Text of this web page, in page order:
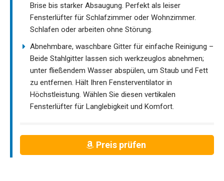
Brise bis starker Absaugung. Perfekt als leiser
Fensterlüfter für Schlafzimmer oder Wohnzimmer.
Schlafen oder arbeiten ohne Störung.
Abnehmbare, waschbare Gitter für einfache Reinigung –
Beide Stahlgitter lassen sich werkzeuglos abnehmen;
unter fließendem Wasser abspülen, um Staub und Fett
zu entfernen. Hält Ihren Fensterventilator in
Höchstleistung. Wählen Sie diesen vertikalen
Fensterlüfter für Langlebigkeit und Komfort.
Preis prüfen